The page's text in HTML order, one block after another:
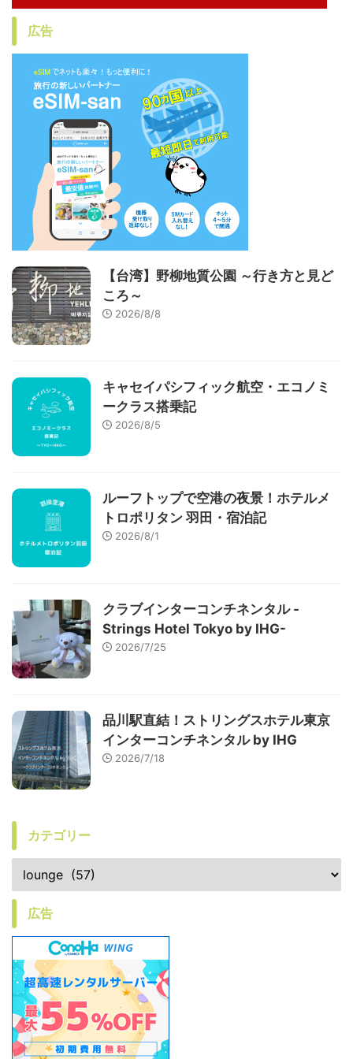
広告
【台湾】野柳地質公園 ～行き方と見ど
ころ～
2026/8/8
キャセイパシフィック航空・エコノミ
ークラス搭乗記
2026/8/5
ルーフトップで空港の夜景！ホテルメ
トロポリタン 羽田・宿泊記
2026/8/1
クラブインターコンチネンタル -
Strings Hotel Tokyo by IHG-
2026/7/25
品川駅直結！ストリングスホテル東京
インターコンチネンタル by IHG
2026/7/18
カテゴリー
広告